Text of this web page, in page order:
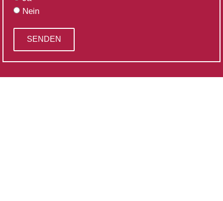
Nein
SENDEN